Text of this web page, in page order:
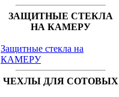
ЗАЩИТНЫЕ СТЕКЛА
НА КАМЕРУ
Защитные стекла на
КАМЕРУ
ЧЕХЛЫ ДЛЯ СОТОВЫХ